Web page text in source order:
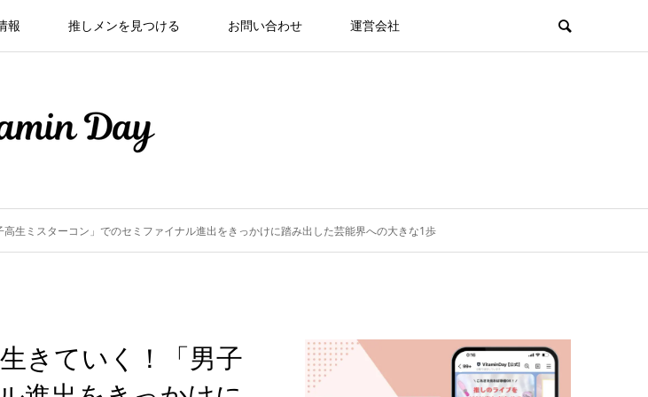
報 推しメンを見つける お問い合わせ 運営会社
生ミスターコン」でのセミファイナル進出をきっかけに踏み出した芸能界への大きな1歩
きていく！「男子